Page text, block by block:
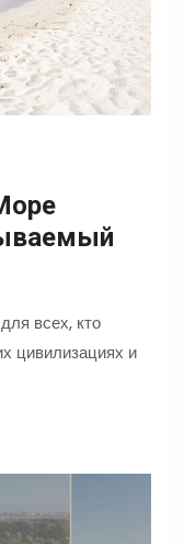
всех, кто
цивилизациях и